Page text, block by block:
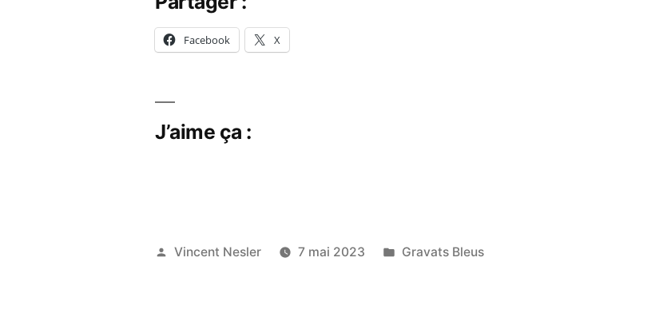
Facebook X
J’aime ça :
Publié
Vincent Nesler 7 mai 2023
Publié
Gravats Bleus